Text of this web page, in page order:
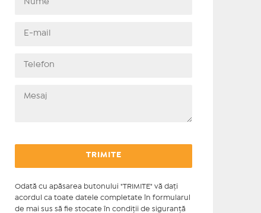
Odată cu apăsarea butonului "TRIMITE" vă daţi
acordul ca toate datele completate în formularul
de mai sus să fie stocate în condiţii de siguranţă